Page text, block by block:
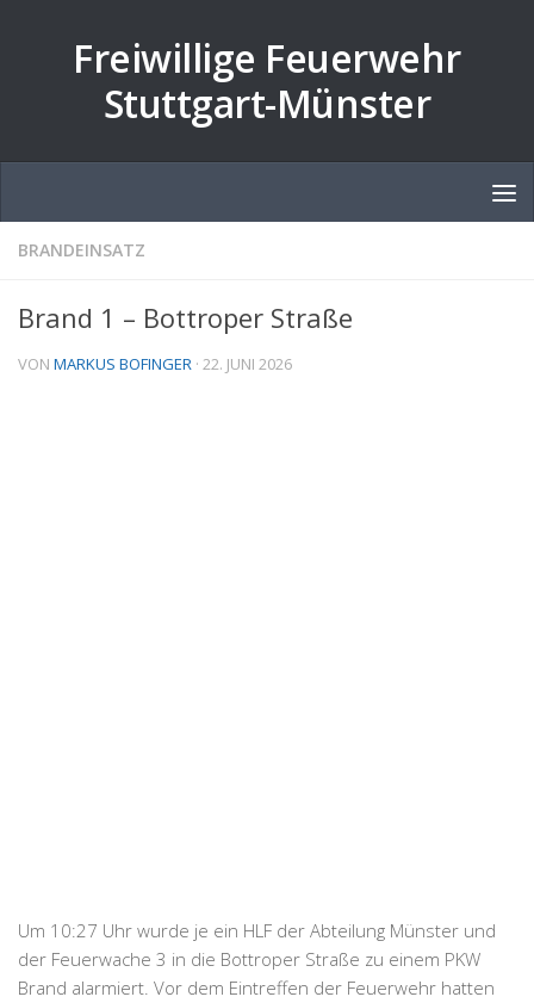
Freiwillige Feuerwehr
Stuttgart-Münster
BRANDEINSATZ
Brand 1 – Bottroper Straße
VON MARKUS BOFINGER · 22. JUNI 2026
Um 10:27 Uhr wurde je ein HLF der Abteilung Münster und
der Feuerwache 3 in die Bottroper Straße zu einem PKW
Brand alarmiert. Vor dem Eintreffen der Feuerwehr hatten